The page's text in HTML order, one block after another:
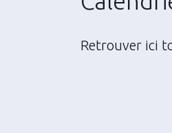
Retrouver ici